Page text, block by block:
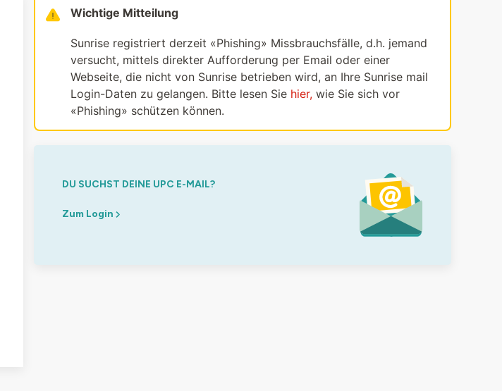
Wichtige Mitteilung
Sunrise registriert derzeit «Phishing» Missbrauchsfälle, d.h. jemand
versucht, mittels direkter Aufforderung per Email oder einer
Webseite, die nicht von Sunrise betrieben wird, an Ihre Sunrise mail
Login-Daten zu gelangen. Bitte lesen Sie hier,wie Sie sich vor
«Phishing» schützen können.
DU SUCHST DEINE UPC E-MAIL?
Zum Login